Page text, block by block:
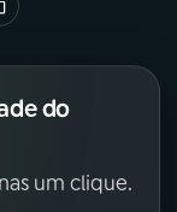
do
um clique.